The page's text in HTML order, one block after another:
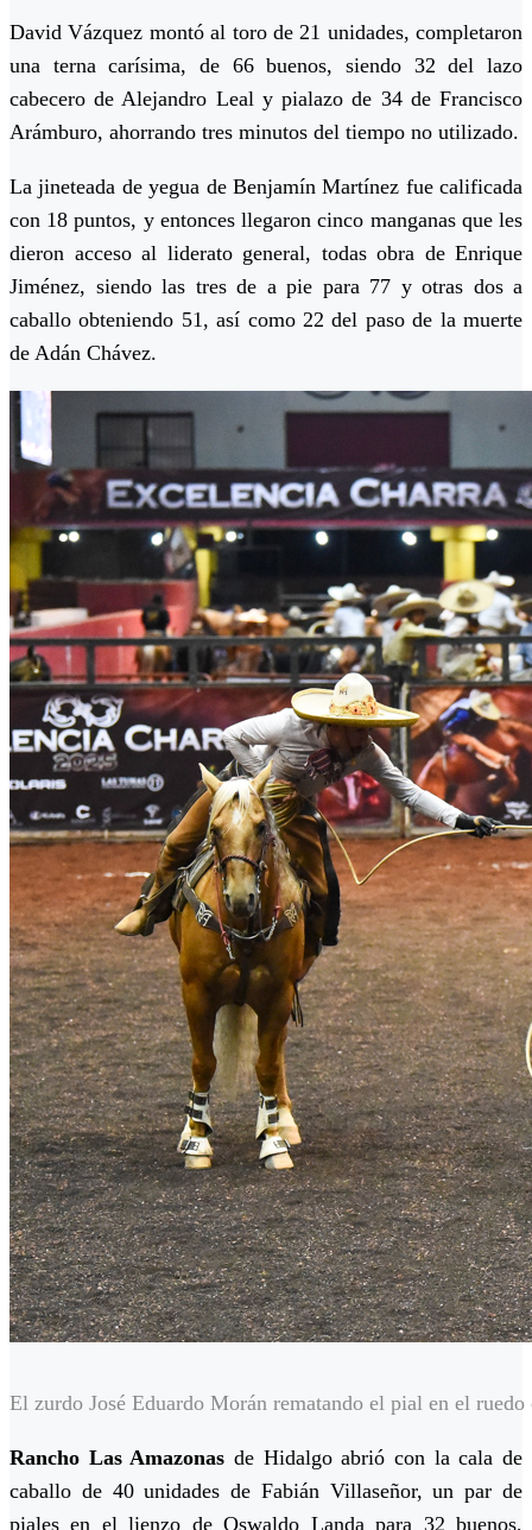
David Vázquez montó al toro de 21 unidades, completaron
una terna carísima, de 66 buenos, siendo 32 del lazo
cabecero de Alejandro Leal y pialazo de 34 de Francisco
Arámburo, ahorrando tres minutos del tiempo no utilizado.
La jineteada de yegua de Benjamín Martínez fue calificada
con 18 puntos, y entonces llegaron cinco manganas que les
dieron acceso al liderato general, todas obra de Enrique
Jiménez, siendo las tres de a pie para 77 y otras dos a
caballo obteniendo 51, así como 22 del paso de la muerte
de Adán Chávez.
El zurdo José Eduardo Morán rematando el pial en el
Rancho Las Amazonas de Hidalgo abrió con la cala de
caballo de 40 unidades de Fabián Villaseñor, un par de
piales en el lienzo de Oswaldo Landa para 32 buenos,